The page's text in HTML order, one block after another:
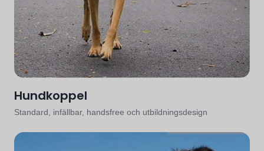
Hundkoppel
Standard, infällbar, handsfree och utbildningsdesign